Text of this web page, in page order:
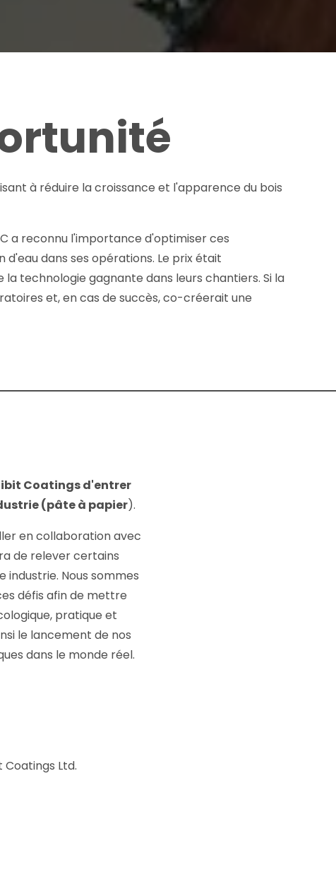
à réduire la croissance et l'apparence du bois
a reconnu l'importance d'optimiser ces
dans ses opérations. Le prix était
technologie gagnante dans leurs chantiers. Si la
et, en cas de succès, co-créerait une
Coatings d'entrer
(pâte à papier).
en collaboration avec
de relever certains
industrie. Nous sommes
défis afin de mettre
pratique et
le lancement de nos
dans le monde réel.
Coatings Ltd.